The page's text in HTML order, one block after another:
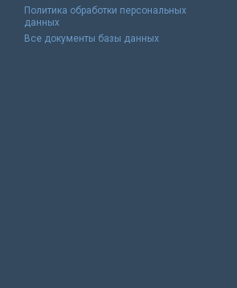
Политика обработки персональных
данных
Все документы базы данных